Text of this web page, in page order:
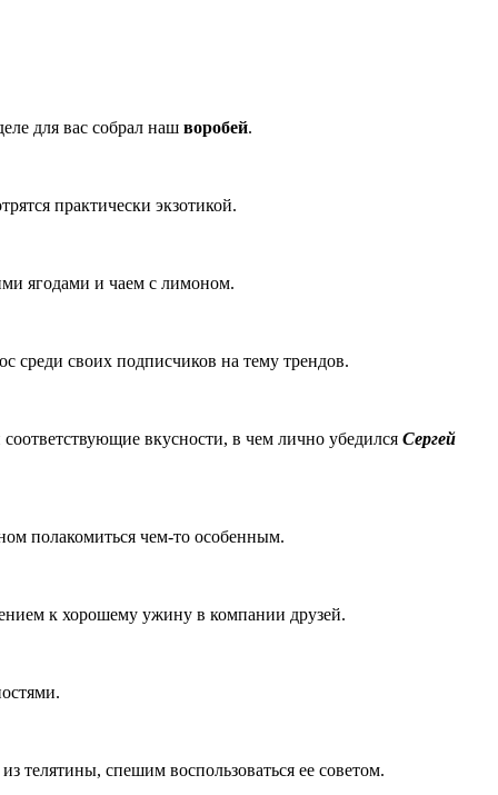
для вас собрал наш воробей.
практически экзотикой.
ягодами и чаем с лимоном.
среди своих подписчиков на тему трендов.
вкусности, в чем лично убедился Сергей
полакомиться чем-то особенным.
к хорошему ужину в компании друзей.
телятины, спешим воспользоваться ее советом.